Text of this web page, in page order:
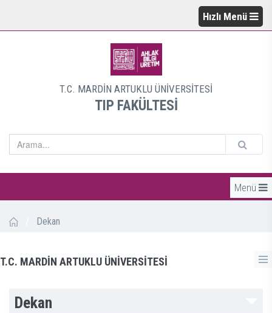
Hızlı Menü
T.C. MARDİN ARTUKLU ÜNİVERSİTESİ
TIP FAKÜLTESİ
Menü
Dekan
T.C. MARDİN ARTUKLU ÜNİVERSİTESİ
Dekan